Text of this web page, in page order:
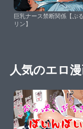
巨乳ナース禁断関係【ぷ
リン】
人気のエロ